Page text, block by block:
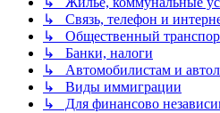
↳ Связь, телефон и
↳ Общественный
↳ Банки, налоги
↳ Автомобилистам и
↳ Виды иммиграции
↳ Для финансово